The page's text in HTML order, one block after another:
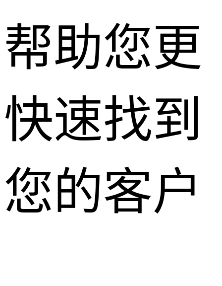
帮助您更
快速找到
您的客户